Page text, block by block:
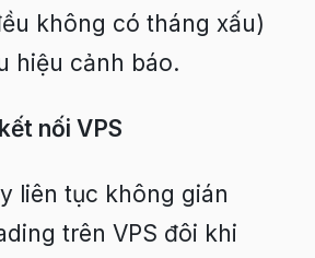
không có tháng xấu)
hiệu cảnh báo.
nối VPS
liên tục không gián
trên VPS đôi khi